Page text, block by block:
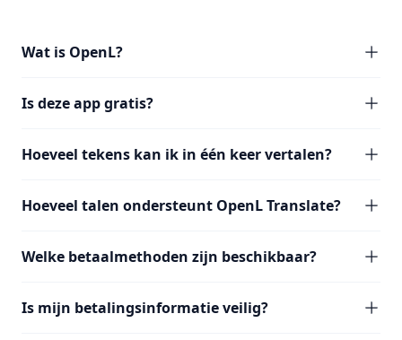
Wat is OpenL?
Is deze app gratis?
Hoeveel tekens kan ik in één keer vertalen?
Hoeveel talen ondersteunt OpenL Translate?
Welke betaalmethoden zijn beschikbaar?
Is mijn betalingsinformatie veilig?